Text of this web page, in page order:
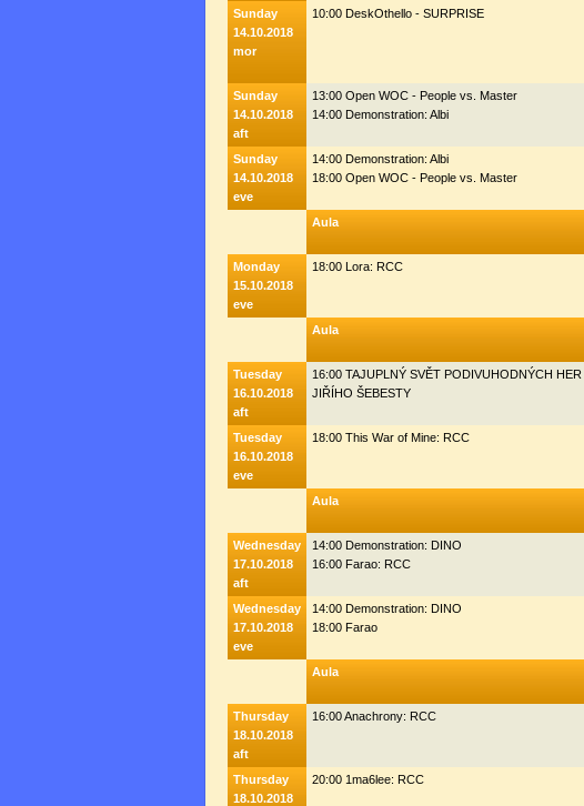
Sunday
14.10.2018
mor
10:00 DeskOthello - SURPRISE
Sunday
14.10.2018
aft
13:00 Open WOC - People vs. Master
14:00 Demonstration: Albi
Sunday
14.10.2018
eve
14:00 Demonstration: Albi
18:00 Open WOC - People vs. Master
Aula
Monday
15.10.2018
eve
18:00 Lora: RCC
Aula
Tuesday
16.10.2018
aft
16:00 TAJUPLNÝ SVĚT PODIVUHODNÝCH HER
JIŘÍHO ŠEBESTY
Tuesday
16.10.2018
eve
18:00 This War of Mine: RCC
Aula
Wednesday
17.10.2018
aft
14:00 Demonstration: DINO
16:00 Farao: RCC
Wednesday
17.10.2018
eve
14:00 Demonstration: DINO
18:00 Farao
Aula
Thursday
18.10.2018
aft
16:00 Anachrony: RCC
Thursday
18.10.2018
20:00 1ma6lee: RCC